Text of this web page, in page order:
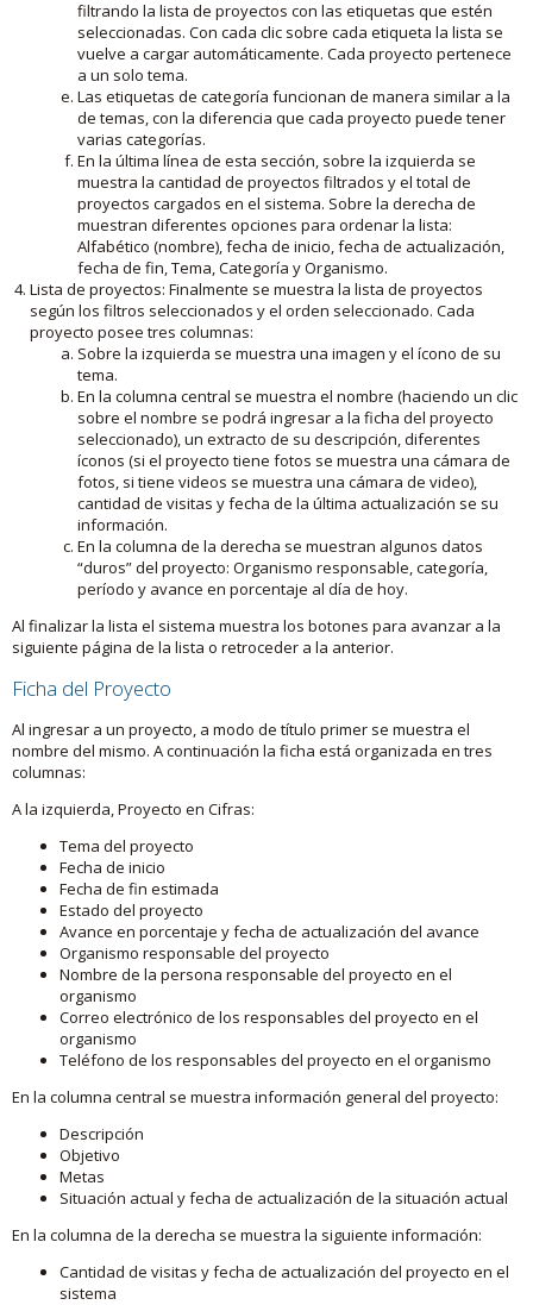
filtrando la lista de proyectos con las etiquetas que estén
seleccionadas. Con cada clic sobre cada etiqueta la lista se
vuelve a cargar automáticamente. Cada proyecto pertenece
a un solo tema.
Las etiquetas de categoría funcionan de manera similar a la
de temas, con la diferencia que cada proyecto puede tener
varias categorías.
En la última línea de esta sección, sobre la izquierda se
muestra la cantidad de proyectos filtrados y el total de
proyectos cargados en el sistema. Sobre la derecha de
muestran diferentes opciones para ordenar la lista:
Alfabético (nombre), fecha de inicio, fecha de actualización,
fecha de fin, Tema, Categoría y Organismo.
Lista de proyectos: Finalmente se muestra la lista de proyectos
según los filtros seleccionados y el orden seleccionado. Cada
proyecto posee tres columnas:
Sobre la izquierda se muestra una imagen y el ícono de su
tema.
En la columna central se muestra el nombre (haciendo un clic
sobre el nombre se podrá ingresar a la ficha del proyecto
seleccionado), un extracto de su descripción, diferentes
íconos (si el proyecto tiene fotos se muestra una cámara de
fotos, si tiene videos se muestra una cámara de video),
cantidad de visitas y fecha de la última actualización se su
información.
En la columna de la derecha se muestran algunos datos
“duros” del proyecto: Organismo responsable, categoría,
período y avance en porcentaje al día de hoy.
Al finalizar la lista el sistema muestra los botones para avanzar a la
siguiente página de la lista o retroceder a la anterior.
Ficha del Proyecto
Al ingresar a un proyecto, a modo de título primer se muestra el
nombre del mismo. A continuación la ficha está organizada en tres
columnas:
A la izquierda, Proyecto en Cifras:
Tema del proyecto
Fecha de inicio
Fecha de fin estimada
Estado del proyecto
Avance en porcentaje y fecha de actualización del avance
Organismo responsable del proyecto
Nombre de la persona responsable del proyecto en el
organismo
Correo electrónico de los responsables del proyecto en el
organismo
Teléfono de los responsables del proyecto en el organismo
En la columna central se muestra información general del proyecto:
Descripción
Objetivo
Metas
Situación actual y fecha de actualización de la situación actual
En la columna de la derecha se muestra la siguiente información:
Cantidad de visitas y fecha de actualización del proyecto en el
sistema